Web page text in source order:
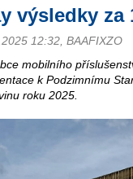
výsledky za
12:32, BAAFIXZO
mobilního
k Podzimnímu
roku 2025.